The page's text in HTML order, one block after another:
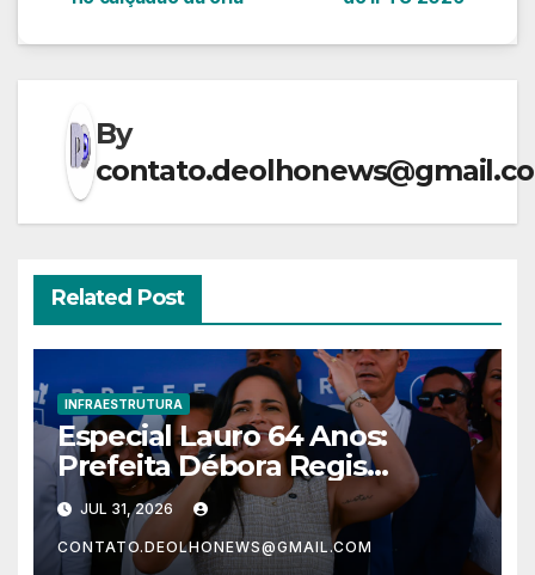
Post
By
Related Post
INFRAESTRUTURA
Especial Lauro 64 Anos:
Prefeita Débora Regis
inaugura praça João Isidório
em celebração ao aniversário
da cidade
JUL 31, 2026
CONTATO.DEOLHONEWS@GMAIL.COM